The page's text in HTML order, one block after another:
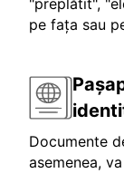
"preplătit",
pe fața sau
Documente
asemenea,